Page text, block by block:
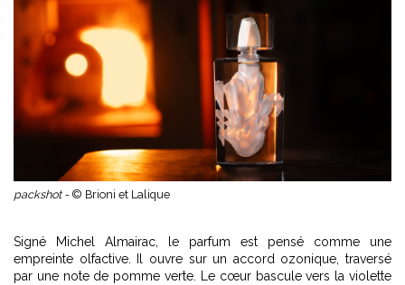
packshot - © Brioni et Lalique
Signé Michel Almairac, le parfum est pensé comme une
empreinte olfactive. Il ouvre sur un accord ozonique, traversé
par une note de pomme verte. Le cœur bascule vers la violette